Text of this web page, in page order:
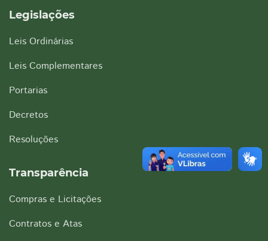
Legislações
Leis Ordinárias
Leis Complementares
Portarias
Decretos
Resoluções
Transparência
Compras e Licitações
Contratos e Atas